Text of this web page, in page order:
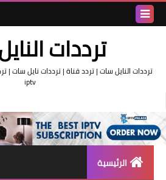
ترددات
iptv
الرئيسية